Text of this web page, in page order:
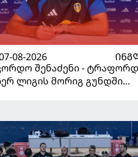
08-2026
შენაძენი -
ლიგის მორიგ გუნდში